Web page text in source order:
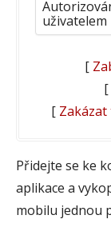
uživatelem
[
[
[
Přidejte se ke
aplikace a
mobilu jednou